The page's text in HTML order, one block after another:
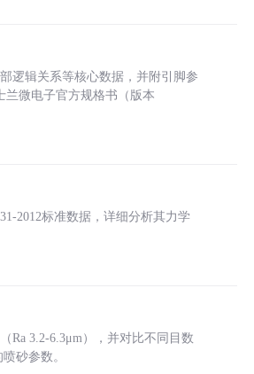
逻辑关系等核心数据，并附引脚参
兰微电子官方规格书（版本
2012标准数据，详细分析其力学
Ra 3.2-6.3μm），并对比不同目数
砂参数。